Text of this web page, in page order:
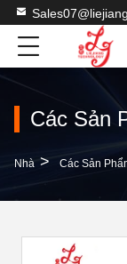
Các Sản
Nhà > Các Sản